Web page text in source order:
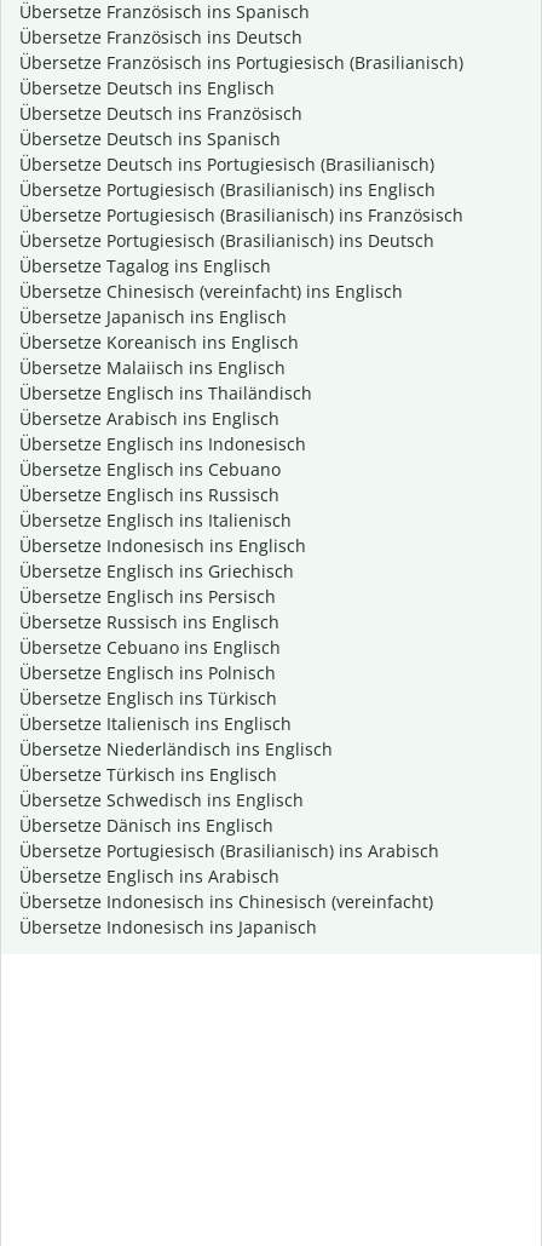
Übersetze Französisch ins Spanisch
Übersetze Französisch ins Deutsch
Übersetze Französisch ins Portugiesisch (Brasilianisch)
Übersetze Deutsch ins Englisch
Übersetze Deutsch ins Französisch
Übersetze Deutsch ins Spanisch
Übersetze Deutsch ins Portugiesisch (Brasilianisch)
Übersetze Portugiesisch (Brasilianisch) ins Englisch
Übersetze Portugiesisch (Brasilianisch) ins Französisch
Übersetze Portugiesisch (Brasilianisch) ins Deutsch
Übersetze Tagalog ins Englisch
Übersetze Chinesisch (vereinfacht) ins Englisch
Übersetze Japanisch ins Englisch
Übersetze Koreanisch ins Englisch
Übersetze Malaiisch ins Englisch
Übersetze Englisch ins Thailändisch
Übersetze Arabisch ins Englisch
Übersetze Englisch ins Indonesisch
Übersetze Englisch ins Cebuano
Übersetze Englisch ins Russisch
Übersetze Englisch ins Italienisch
Übersetze Indonesisch ins Englisch
Übersetze Englisch ins Griechisch
Übersetze Englisch ins Persisch
Übersetze Russisch ins Englisch
Übersetze Cebuano ins Englisch
Übersetze Englisch ins Polnisch
Übersetze Englisch ins Türkisch
Übersetze Italienisch ins Englisch
Übersetze Niederländisch ins Englisch
Übersetze Türkisch ins Englisch
Übersetze Schwedisch ins Englisch
Übersetze Dänisch ins Englisch
Übersetze Portugiesisch (Brasilianisch) ins Arabisch
Übersetze Englisch ins Arabisch
Übersetze Indonesisch ins Chinesisch (vereinfacht)
Übersetze Indonesisch ins Japanisch